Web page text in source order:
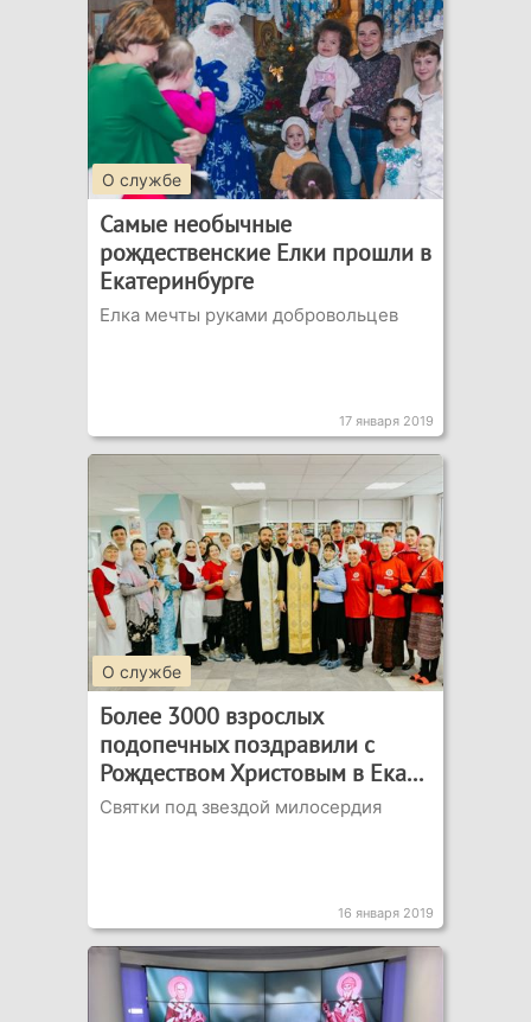
О службе
Самые необычные
рождественские Елки прошли в
Екатеринбурге
Елка мечты руками добровольцев
17 января 2019
О службе
Более 3000 взрослых
подопечных поздравили с
Рождеством Христовым в Ека...
Святки под звездой милосердия
16 января 2019